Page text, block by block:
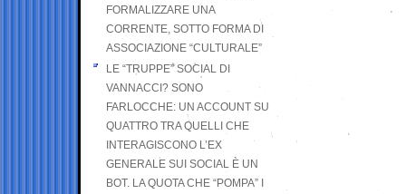
FORMALIZZARE UNA
CORRENTE, SOTTO FORMA DI
ASSOCIAZIONE “CULTURALE”
LE “TRUPPE” SOCIAL DI
VANNACCI? SONO
FARLOCCHE: UN ACCOUNT SU
QUATTRO TRA QUELLI CHE
INTERAGISCONO L’EX
GENERALE SUI SOCIAL È UN
BOT. LA QUOTA CHE “POMPA” I